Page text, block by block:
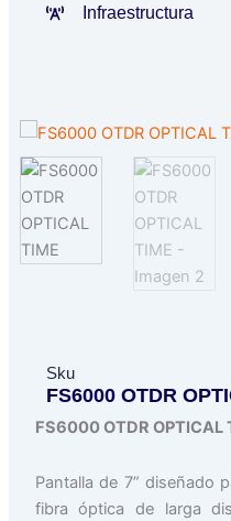
Infraestructura
Sku
FS6000 OTDR
FS6000 OTDR OPTICAL
Pantalla de 7” diseñado
fibra óptica de larga